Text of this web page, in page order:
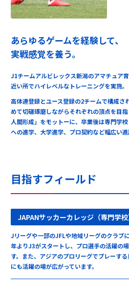
あらゆるゲームを経験して、
実戦感覚を養う。
J1チームアルビレックス新潟のアマチュア
近い所でハイレベルなトレーニングを実施。
高体連登録とユース登録の2チームで構成さ
めて切磋琢磨しながらそれぞれの頂点を目
人間形成」をモットーに、卒業後は専門学
への進学、大学進学、プロ契約など幅広い進
目指すフィールド
JAPANサッカーカレッジ（専門学
Jリーグや一部のJFLや地域リーグのクラブ
年よりJ3がスタートし、プロ選手の活躍の
す。また、アジアのプロリーグでプレーす
にも活躍の場が広がっています。